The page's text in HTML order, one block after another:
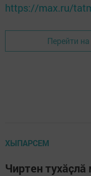
https://max.ru/
Перейти
ХЫПАРСЕМ
Чиртен